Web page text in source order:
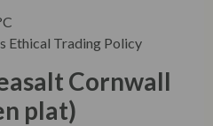
Ethical Trading Policy
Cornwall
plat)